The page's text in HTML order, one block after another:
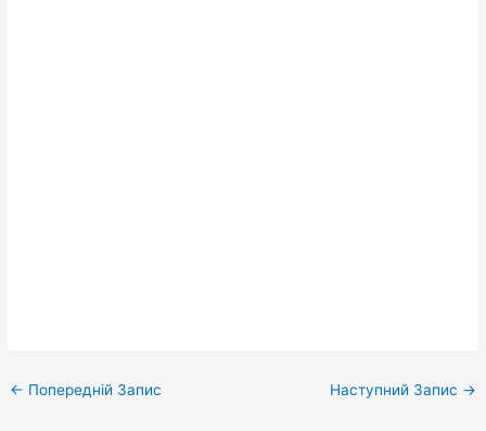
← Попередній Запис Наступний Запис →